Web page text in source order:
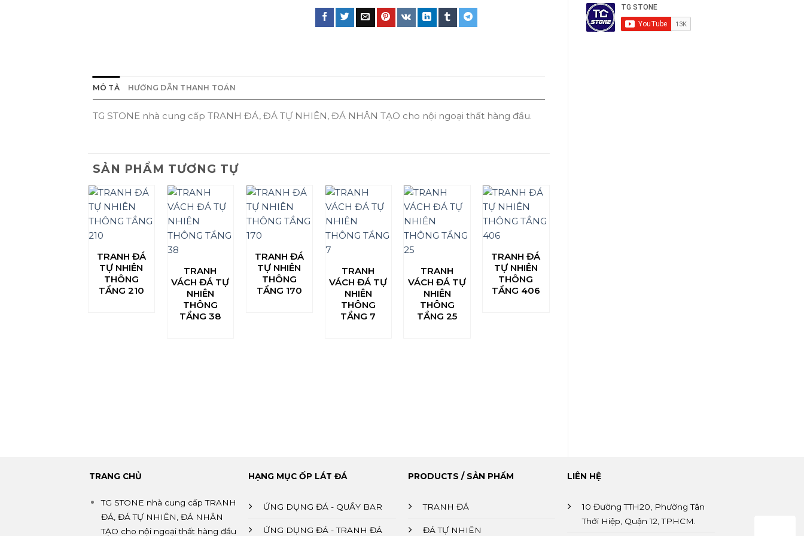
MÔ TẢ HƯỚNG DẪN THANH TOÁN
TG STONE nhà cung cấp TRANH ĐÁ, ĐÁ TỰ NHIÊN, ĐÁ NHÂN TẠO cho nội ngoại thất hàng đầu.
SẢN PHẨM TƯƠNG TỰ
TRANH ĐÁ
TỰ NHIÊN
THÔNG
TẦNG 210
TRANH
VÁCH ĐÁ TỰ
NHIÊN
THÔNG
TẦNG 38
TRANH ĐÁ
TỰ NHIÊN
THÔNG
TẦNG 170
TRANH
VÁCH ĐÁ TỰ
NHIÊN
THÔNG
TẦNG 7
TRANH
VÁCH ĐÁ TỰ
NHIÊN
THÔNG
TẦNG 25
TRANH ĐÁ
TỰ NHIÊN
THÔNG
TẦNG 406
TRANG CHỦ
TG STONE nhà cung cấp TRANH
ĐÁ, ĐÁ TỰ NHIÊN, ĐÁ NHÂN
TẠO cho nội ngoại thất hàng đầu
HẠNG MỤC ỐP LÁT ĐÁ
ỨNG DỤNG ĐÁ - QUẦY BAR
ỨNG DỤNG ĐÁ - TRANH ĐÁ
PRODUCTS / SẢN PHẨM
TRANH ĐÁ
ĐÁ TỰ NHIÊN
LIÊN HỆ
10 Đường TTH20, Phường Tân
Thới Hiệp, Quận 12, TPHCM.